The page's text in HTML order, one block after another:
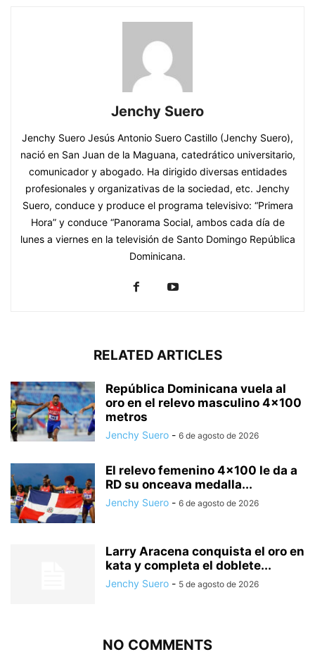
Jenchy Suero
Jenchy Suero Jesús Antonio Suero Castillo (Jenchy Suero),
nació en San Juan de la Maguana, catedrático universitario,
comunicador y abogado. Ha dirigido diversas entidades
profesionales y organizativas de la sociedad, etc. Jenchy
Suero, conduce y produce el programa televisivo: “Primera
Hora” y conduce “Panorama Social, ambos cada día de
lunes a viernes en la televisión de Santo Domingo República
Dominicana.
RELATED ARTICLES
República Dominicana vuela al
oro en el relevo masculino 4×100
metros
Jenchy Suero - 6 de agosto de 2026
El relevo femenino 4×100 le da a
RD su onceava medalla...
Jenchy Suero - 6 de agosto de 2026
Larry Aracena conquista el oro en
kata y completa el doblete...
Jenchy Suero - 5 de agosto de 2026
NO COMMENTS